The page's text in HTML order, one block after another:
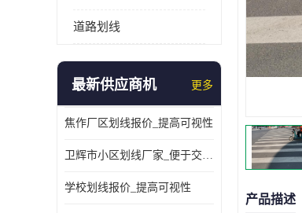
道路划线
最新供应商机 更多
焦作厂区划线报价_提高可视性
卫辉市小区划线厂家_便于交通管理
学校划线报价_提高可视性
产品描述